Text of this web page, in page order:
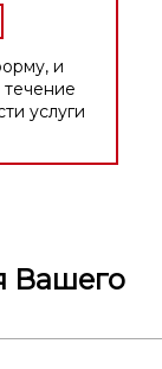
и
Вашего